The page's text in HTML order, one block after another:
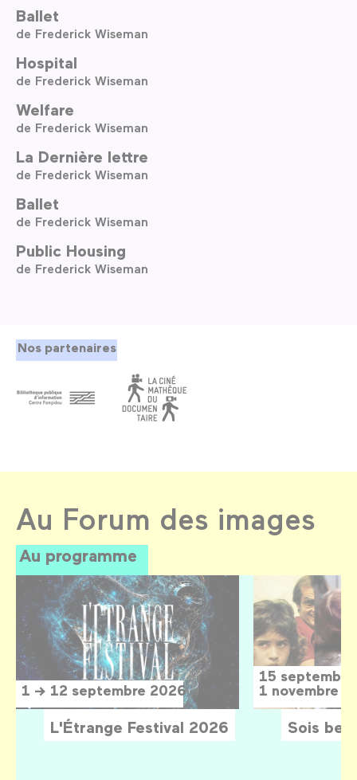
Ballet
de Frederick Wiseman
Hospital
de Frederick Wiseman
Welfare
de Frederick Wiseman
La Dernière lettre
de Frederick Wiseman
Ballet
de Frederick Wiseman
Public Housing
de Frederick Wiseman
Nos partenaires
Au Forum des images
Au programme
1 → 12 septembre 2026
L'Étrange Festival 2026
15
1 novembre
Sois